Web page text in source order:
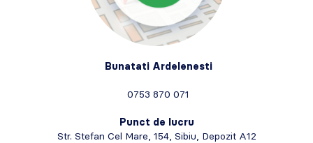
Bunatati Ardelenesti
0753 870 071
Punct de lucru
Str. Stefan Cel Mare, 154, Sibiu, Depozit A12